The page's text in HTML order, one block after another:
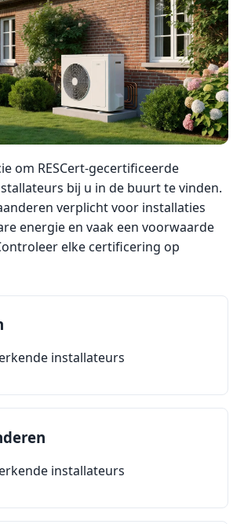
om RESCert-gecertificeerde
bij u in de buurt te vinden.
verplicht voor installaties
energie en vaak een voorwaarde
elke certificering op
installateurs
installateurs